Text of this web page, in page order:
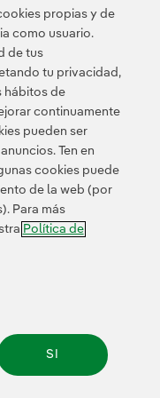
Información legal
Política de cookies
Canal de denuncias
todos los derechos.
propias y de
como usuario.
de tus
tu privacidad,
hábitos de
continuamente
pueden ser
Ten en
cookies puede
de la web (por
Para más
Política de
SI